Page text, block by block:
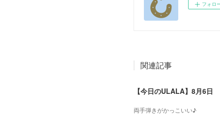
フォロ
関連記事
【今日のULALA】8月6日
両手弾きがかっこいい♪